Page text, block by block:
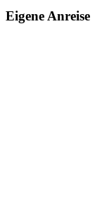
Eigene Anreise